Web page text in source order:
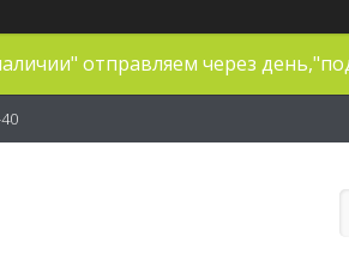
отправляем через